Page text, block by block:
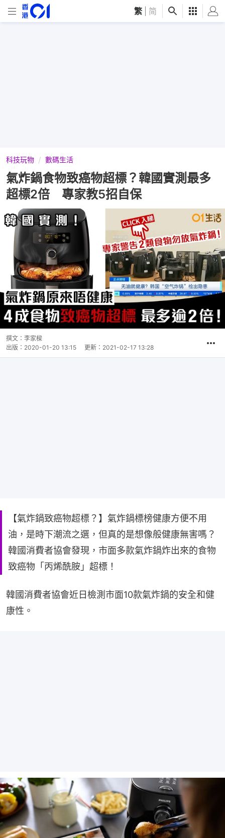
繁 简
科技玩物 數碼生活
氣炸鍋食物致癌物超標？韓國實測最多
超標2倍 專家教5招自保
撰文： 李家樑
出版： 2020-01-20 13:15 更新： 2021-02-17 13:28
【氣炸鍋致癌物超標？】氣炸鍋標榜健康方便不用
油，是時下潮流之選，但真的是想像般健康無害嗎？
韓國消費者協會發現，市面多款氣炸鍋炸出來的食物
致癌物「丙烯酰胺」超標！
韓國消費者協會近日檢測市面10款氣炸鍋的安全和健
康性。